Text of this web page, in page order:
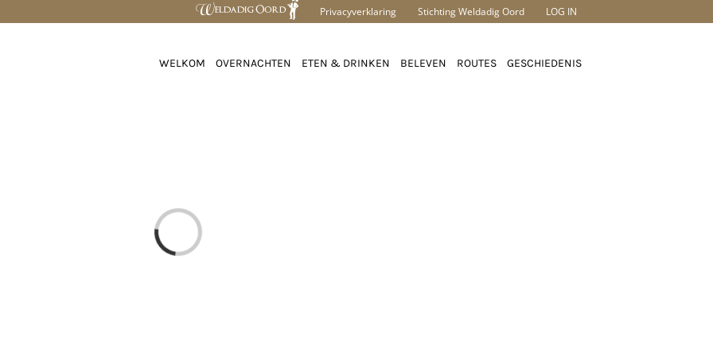
Privacyverklaring Stichting Weldadig Oord LOG IN
WELKOM OVERNACHTEN ETEN & DRINKEN BELEVEN ROUTES GESCHIEDENIS
Loading...